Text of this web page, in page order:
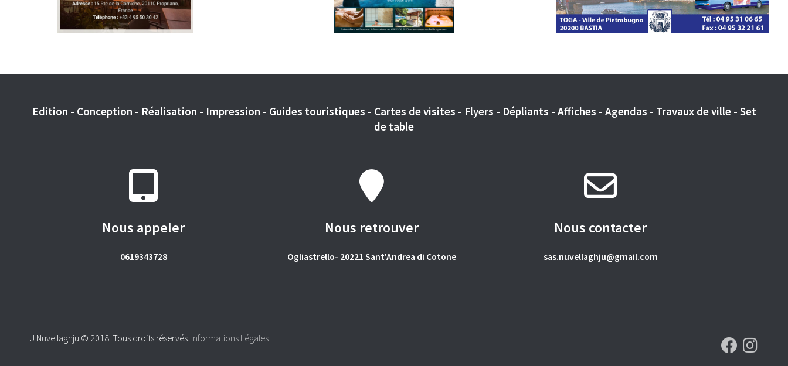
Edition - Conception - Réalisation - Impression - Guides touristiques - Cartes de visites - Flyers - Dépliants - Affiches - Agendas - Travaux de ville - Set
de table
Nous appeler
0619343728
Nous retrouver
Ogliastrello- 20221 Sant'Andrea di Cotone
Nous contacter
sas.nuvellaghju@gmail.com
U Nuvellaghju © 2018. Tous droits réservés. Informations Légales